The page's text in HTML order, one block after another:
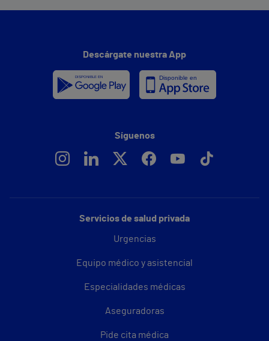
Servicios de salud privada
Urgencias
Equipo médico y asistencial
Especialidades médicas
Aseguradoras
Pide cita médica
Descárgate nuestra App
Síguenos